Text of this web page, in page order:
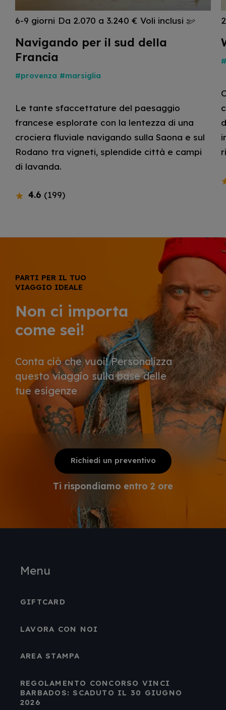
6-9 giorni Da 2.070 a 3.240 € Voli inclusi
Navigando per il sud della
Francia
#provenza #marsiglia
Le tante sfaccettature del paesaggio
francese esplorate con la lentezza di una
crociera fluviale navigando sulla Saona e sul
Rodano tra vigneti, splendide città e campi
di lavanda.
4.6 (199)
PARTI PER IL TUO
VIAGGIO IDEALE
Non ci importa
come sei!
Conta ciò che vuoi! Personalizza
questo viaggio sulla base delle
tue esigenze
Richiedi un preventivo
Ti rispondiamo entro 2 ore
Menu
GIFTCARD
LAVORA CON NOI
AREA STAMPA
REGOLAMENTO CONCORSO VINCI
BARBADOS: SCADUTO IL 30 GIUGNO
2026